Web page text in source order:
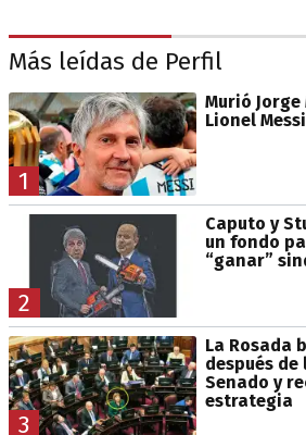
Más leídas de Perfil
1
Murió Jorge
Lionel Messi
2
Caputo y
un fondo
“ganar”
3
La Rosada
después
Senado y
estrategia